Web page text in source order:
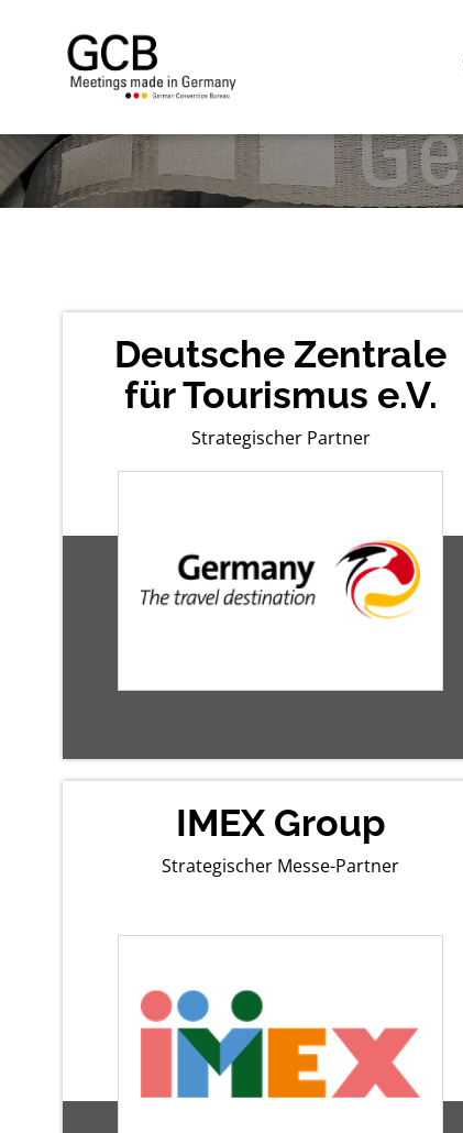
eventmobi
Deutsche Zentrale
für Tourismus e.V.
Strategischer Partner
IMEX Group
Strategischer Messe-Partner